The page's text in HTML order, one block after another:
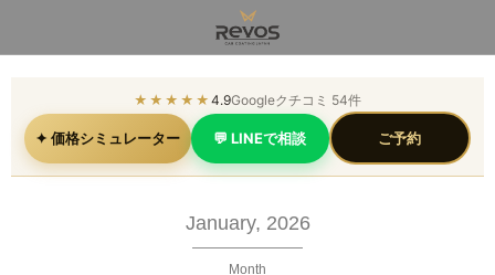
★★★★★ 4.9Googleクチコミ 54件
✦ 価格シミュレーター 💬 LINEで相談 ご予約
January, 2026
Month